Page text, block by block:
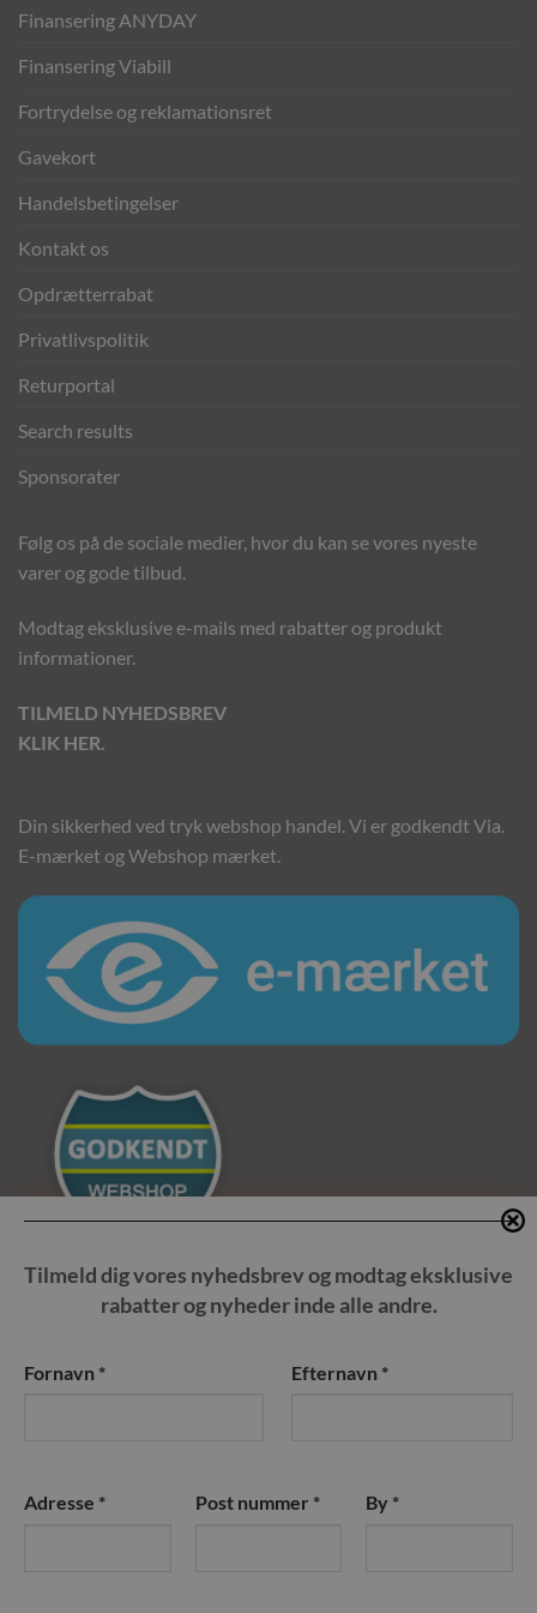
Tilmeld dig vores nyhedsbrev og modtag eksklusive
rabatter og nyheder inde alle andre.
Fornavn * Efternavn *
Adresse * Post nummer * By *
Finansering ANYDAY
Finansering Viabill
Fortrydelse og reklamationsret
Gavekort
Handelsbetingelser
Kontakt os
Opdrætterrabat
Privatlivspolitik
Returportal
Search results
Sponsorater
Følg os på de sociale medier, hvor du kan se vores nyeste
varer og gode tilbud.
Modtag eksklusive e-mails med rabatter og produkt
informationer.
TILMELD NYHEDSBREV
KLIK HER.
Din sikkerhed ved tryk webshop handel. Vi er godkendt Via.
E-mærket og Webshop mærket.
En del af World Pet Products
Cvr nr. 40250026